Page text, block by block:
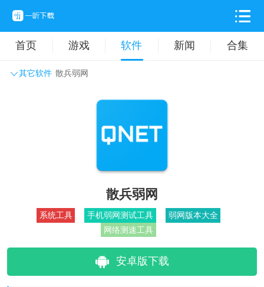
首页 游戏 软件 新闻 合集
其它软件 散兵弱网
主题壁纸 旅游出行
散兵弱网
系统工具 手机弱网测试工具
弱网版本大全
网络测速工具
安卓版下载